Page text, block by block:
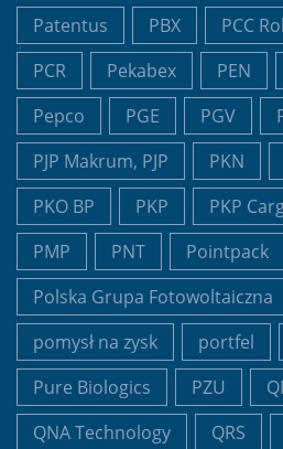
Patentus
PBX PCC
PCR
Pekabex PEN
Pepco
PGE PGV
PJP Makrum, PJP
PKN
PKO BP
PKP PKP
PMP
PNT Pointpack
Polska Grupa Fotowoltaiczna
pomysł na zysk
portfel
Pure Biologics
PZU
QNA Technology
QRS